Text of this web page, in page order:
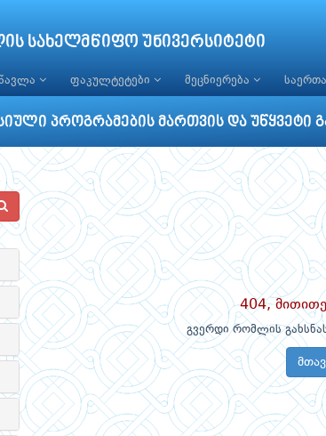
სახელმწიფო უნივერსიტეტი
ფაკულტეტები მეცნიერება
პროგრამების მართვის და უწყვეტი
404,
გვერდი რომლის